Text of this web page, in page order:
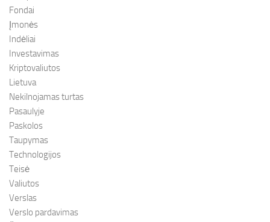
Fondai
Įmonės
Indėliai
Investavimas
Kriptovaliutos
Lietuva
Nekilnojamas turtas
Pasaulyje
Paskolos
Taupymas
Technologijos
Teisė
Valiutos
Verslas
Verslo pardavimas